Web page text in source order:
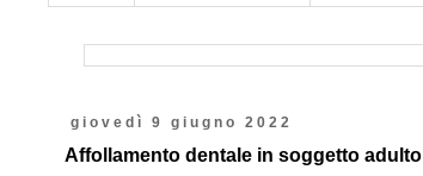
giovedì 9 giugno 2022
Affollamento dentale in soggetto adulto